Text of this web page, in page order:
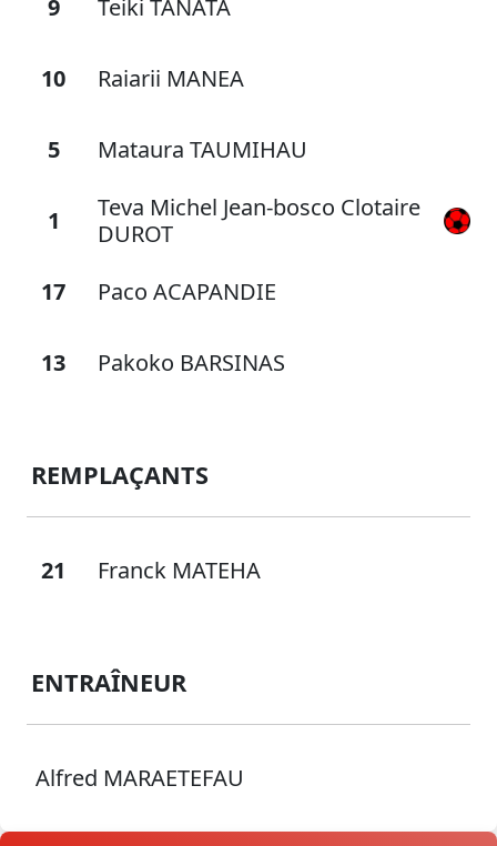
9 Teiki TANATA
10 Raiarii MANEA
5 Mataura TAUMIHAU
1
Teva Michel Jean-bosco Clotaire
DUROT
17
Paco ACAPANDIE
13 Pakoko BARSINAS
REMPLAÇANTS
21 Franck MATEHA
ENTRAÎNEUR
Alfred MARAETEFAU